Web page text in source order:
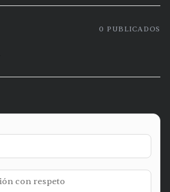
0 PUBLICADOS